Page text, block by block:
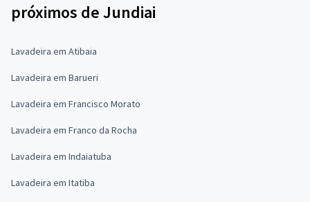
próximos de Jundiai
Lavadeira em Atibaia
Lavadeira em Barueri
Lavadeira em Francisco Morato
Lavadeira em Franco da Rocha
Lavadeira em Indaiatuba
Lavadeira em Itatiba